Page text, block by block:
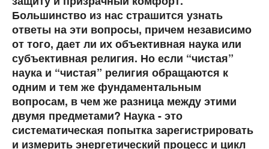
Большинство из нас страшится узнать
ответы на эти вопросы, причем независимо
от того, дает ли их объективная наука или
субъективная религия. Но если “чистая”
наука и “чистая” религия обращаются к
одним и тем же фундаментальным
вопросам, в чем же разница между этими
двумя предметами? Наука - это
систематическая попытка зарегистрировать
и измерить энергетический процесс и цикл